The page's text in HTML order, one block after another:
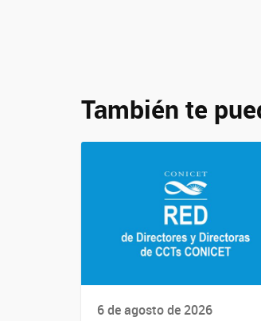
También te
6 de agosto de 2026